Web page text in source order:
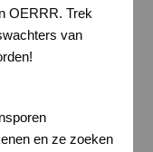
OERRR. Trek
van
en ze zoeken